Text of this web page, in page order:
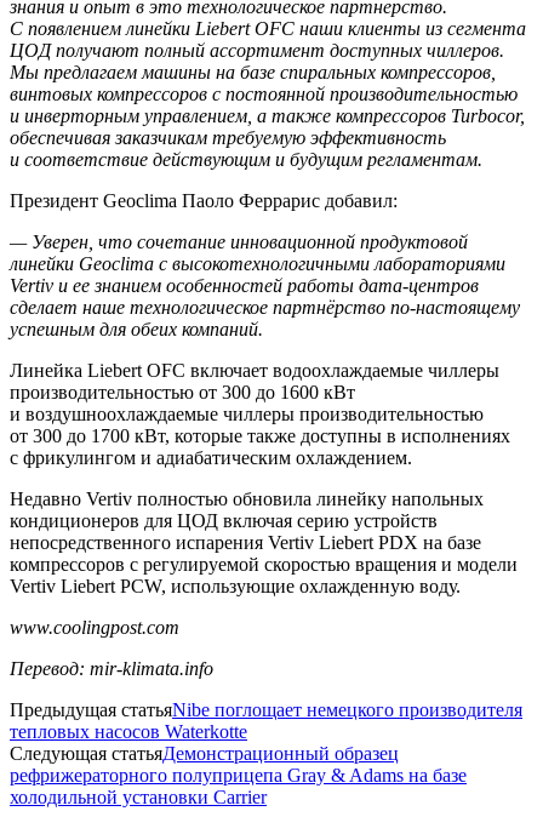
знания и опыт в это технологическое партнерство.
С появлением линейки Liebert OFC наши клиенты из сегмента
ЦОД получают полный ассортимент доступных чиллеров.
Мы предлагаем машины на базе спиральных компрессоров,
винтовых компрессоров с постоянной производительностью
и инверторным управлением, а также компрессоров Turbocor,
обеспечивая заказчикам требуемую эффективность
и соответствие действующим и будущим регламентам.
Президент Geoclima Паоло Феррарис добавил:
— Уверен, что сочетание инновационной продуктовой
линейки Geoclima с высокотехнологичными лабораториями
Vertiv и ее знанием особенностей работы дата-центров
сделает наше технологическое партнёрство по-настоящему
успешным для обеих компаний.
Линейка Liebert OFC включает водоохлаждаемые чиллеры
производительностью от 300 до 1600 кВт
и воздушноохлаждаемые чиллеры производительностью
от 300 до 1700 кВт, которые также доступны в исполнениях
с фрикулингом и адиабатическим охлаждением.
Недавно Vertiv полностью обновила линейку напольных
кондиционеров для ЦОД включая серию устройств
непосредственного испарения Vertiv Liebert PDX на базе
компрессоров с регулируемой скоростью вращения и модели
Vertiv Liebert PCW, использующие охлажденную воду.
www.coolingpost.com
Перевод: mir-klimata.info
Предыдущая статьяNibe поглощает немецкого производителя
тепловых насосов Waterkotte
Следующая статьяДемонстрационный образец
рефрижераторного полуприцепа Gray & Adams на базе
холодильной установки Carrier